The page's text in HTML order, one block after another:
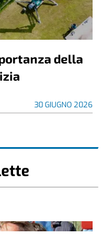
della
30 GIUGNO 2026